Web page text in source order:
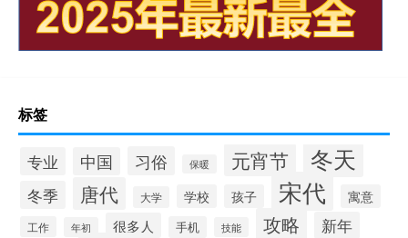
标签
专业 中国 习俗 保暖 元宵节 冬天
冬季 唐代 大学 学校 孩子 宋代 寓意
工作 年初 很多人 手机 技能 攻略 新年